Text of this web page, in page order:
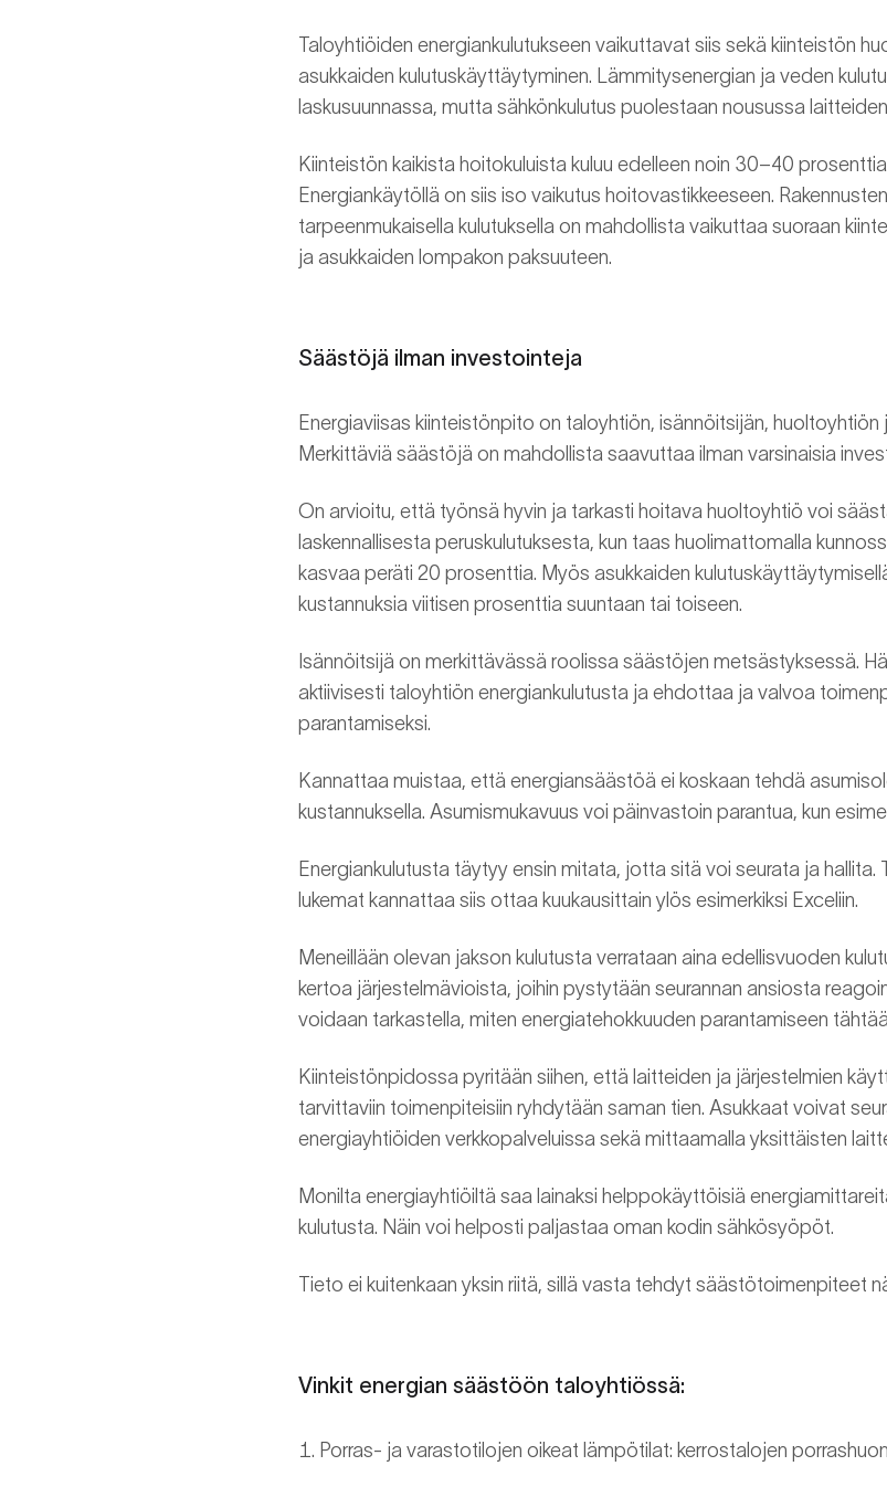
Taloyhtiöiden energiankulutukseen vaikuttavat siis sekä kiinteistön
asukkaiden kulutuskäyttäytyminen. Lämmitysenergian ja veden
laskusuunnassa, mutta sähkönkulutus puolestaan nousussa
Kiinteistön kaikista hoitokuluista kuluu edelleen noin 30–40
Energiankäytöllä on siis iso vaikutus hoitovastikkeeseen.
tarpeenmukaisella kulutuksella on mahdollista vaikuttaa suoraan
ja asukkaiden lompakon paksuuteen.
Säästöjä ilman investointeja
Energiaviisas kiinteistönpito on taloyhtiön, isännöitsijän, huoltoyhtiön
Merkittäviä säästöjä on mahdollista saavuttaa ilman varsinaisia
On arvioitu, että työnsä hyvin ja tarkasti hoitava huoltoyhtiö voi
laskennallisesta peruskulutuksesta, kun taas huolimattomalla
kasvaa peräti 20 prosenttia. Myös asukkaiden
kustannuksia viitisen prosenttia suuntaan tai toiseen.
Isännöitsijä on merkittävässä roolissa säästöjen metsästyksessä.
aktiivisesti taloyhtiön energiankulutusta ja ehdottaa ja valvoa
parantamiseksi.
Kannattaa muistaa, että energiansäästöä ei koskaan tehdä
kustannuksella. Asumismukavuus voi päinvastoin parantua, kun
Energiankulutusta täytyy ensin mitata, jotta sitä voi seurata ja hallita.
lukemat kannattaa siis ottaa kuukausittain ylös esimerkiksi Exceliin.
Meneillään olevan jakson kulutusta verrataan aina edellisvuoden
kertoa järjestelmävioista, joihin pystytään seurannan ansiosta
voidaan tarkastella, miten energiatehokkuuden parantamiseen
Kiinteistönpidossa pyritään siihen, että laitteiden ja järjestelmien
tarvittaviin toimenpiteisiin ryhdytään saman tien. Asukkaat voivat
energiayhtiöiden verkkopalveluissa sekä mittaamalla yksittäisten
Monilta energiayhtiöiltä saa lainaksi helppokäyttöisiä
kulutusta. Näin voi helposti paljastaa oman kodin sähkösyöpöt.
Tieto ei kuitenkaan yksin riitä, sillä vasta tehdyt säästötoimenpiteet
Vinkit energian säästöön taloyhtiössä:
Porras- ja varastotilojen oikeat lämpötilat: kerrostalojen